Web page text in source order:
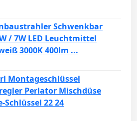
Schwenkbar
/ 7W LED Leuchtmittel
3000K 400lm ...
Montageschlüssel
Perlator Mischdüse
Schlüssel 22 24